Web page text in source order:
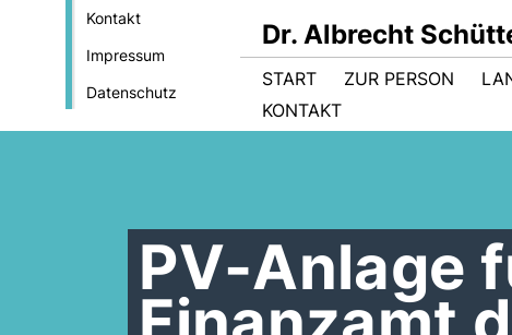
Kontakt
Impressum
Datenschutz
Dr. Albrecht
START ZUR PERSON
KONTAKT
PV-Anlage